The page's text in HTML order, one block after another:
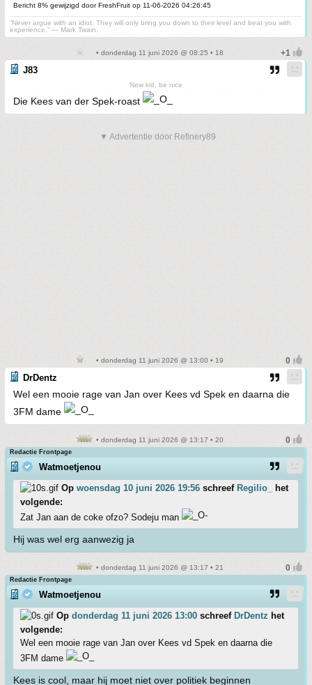
Bericht 8% gewijzigd door FreshFruit op 11-06-2026 04:26:45
“Never argue with an idiot. They will only bring you down to their level and beat you with
experience.” ― Mark Twain.
• donderdag 11 juni 2026 @ 08:25 • 18
J83
New kid, be nice
Die Kees van der Spek-roast
▼ Advertentie door Refinery89
• donderdag 11 juni 2026 @ 13:00 • 19
DrDentz
Wel een mooie rage van Jan over Kees vd Spek en daarna die
3FM dame
• donderdag 11 juni 2026 @ 13:17 • 20
Redactie Frontpage
Watmoetjenou
Op woensdag 10 juni 2026 19:56 schreef Regilio_
het
volgende:
Zat Jan aan de coke ofzo? Sodeju man
Hij was wel erg aanwezig ja
• donderdag 11 juni 2026 @ 13:17 • 21
Redactie Frontpage
Watmoetjenou
Op donderdag 11 juni 2026 13:00 schreef DrDentz het
volgende:
Wel een mooie rage van Jan over Kees vd Spek en daarna die
3FM dame
Kees is cool, maar hij moet niet over politiek beginnen